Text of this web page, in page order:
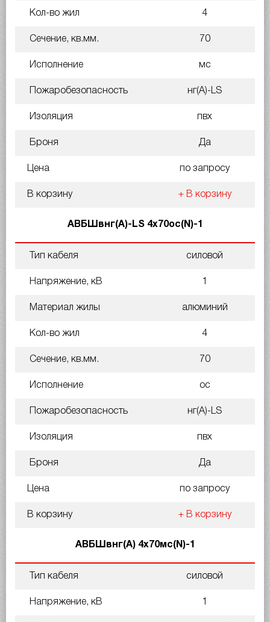
Кол-во жил 4
Сечение, кв.мм. 70
Исполнение мс
Пожаробезопасность нг(A)-LS
Изоляция пвх
Броня Да
Цена по запросу
В корзину + В корзину
АВБШвнг(A)-LS 4х70ос(N)-1
Тип кабеля силовой
Напряжение, кВ 1
Материал жилы алюминий
Кол-во жил 4
Сечение, кв.мм. 70
Исполнение ос
Пожаробезопасность нг(A)-LS
Изоляция пвх
Броня Да
Цена по запросу
В корзину + В корзину
АВБШвнг(А) 4х70мс(N)-1
Тип кабеля силовой
Напряжение, кВ 1